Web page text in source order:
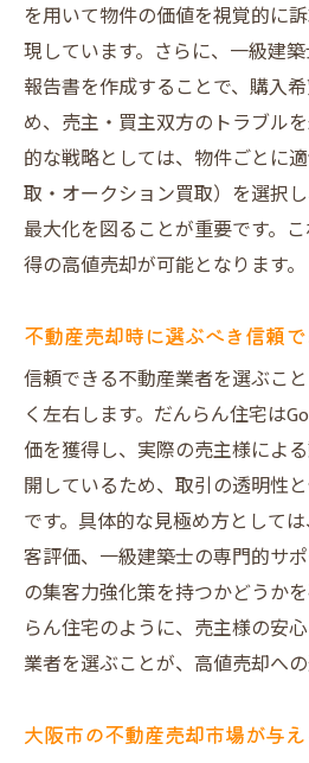
売却成功を目指すなら知っ
却のコツ
不動産売却で損をしな
策
高値売却を実現するた
法
大阪市の不動産買取業
口コミやランキング情
るコツ
売却本舗のような専門
ート活用
不動産売却に必要な法
ント
だんらん住宅が叶える高値
は
不動産売却でだんらん
と実績
一級建築士による建物
を用いて物件の価値を視覚的に
現しています。さらに、一級建
報告書を作成することで、購入
め、売主・買主双方のトラブル
的な戦略としては、物件ごとに
取・オークション買取）を選択
最大化を図ることが重要です。
得の高値売却が可能となります。
不動産売却時に選ぶべき信頼
信頼できる不動産業者を選ぶこ
く左右します。だんらん住宅は
価を獲得し、実際の売主様によ
開しているため、取引の透明性
です。具体的な見極め方として
客評価、一級建築士の専門的サ
の集客力強化策を持つかどうか
らん住宅のように、売主様の安
業者を選ぶことが、高値売却への
大阪市の不動産売却市場が与